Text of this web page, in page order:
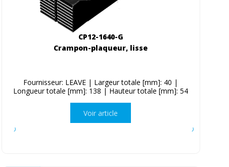
CP12-1640-G
Crampon-plaqueur, lisse
Fournisseur: LEAVE | Largeur totale [mm]: 40 |
Longueur totale [mm]: 138 | Hauteur totale [mm]: 54
Voir article